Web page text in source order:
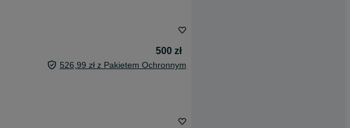
500 zł
526,99 zł z Pakietem Ochronnym